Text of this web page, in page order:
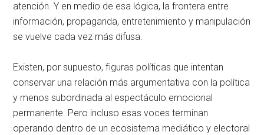
atención. Y en medio de esa lógica, la frontera entre
información, propaganda, entretenimiento y manipulación
se vuelve cada vez más difusa.
Existen, por supuesto, figuras políticas que intentan
conservar una relación más argumentativa con la política
y menos subordinada al espectáculo emocional
permanente. Pero incluso esas voces terminan
operando dentro de un ecosistema mediático y electoral